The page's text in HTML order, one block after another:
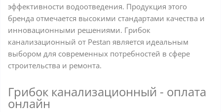
эффективности водоотведения. Продукция этого
бренда отмечается высокими стандартами качества и
инновационными решениями. Грибок
канализационный от Pestan является идеальным
выбором для современных потребностей в сфере
строительства и ремонта.
Грибок канализационный - оплата
онлайн